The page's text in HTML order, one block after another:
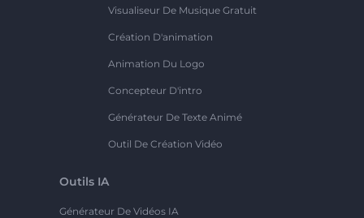
Visualiseur De Musique Gratuit
Création D'animation
Animation Du Logo
Concepteur D'intro
Générateur De Texte Animé
Outil De Création Vidéo
Outils IA
Générateur De Vidéos IA